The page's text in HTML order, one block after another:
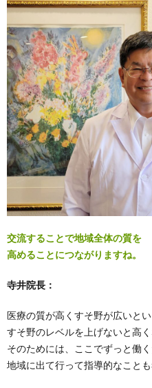
交流することで地域全体の質を
高めることにつながりますね。
寺井院長：
医療の質が高くすそ野が広いと
すそ野のレベルを上げないと高く
そのためには、ここでずっと働
地域に出て行って指導的なこと